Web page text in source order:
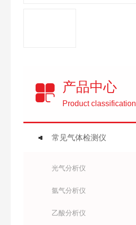
产品中心
Product classification
常见气体检测仪
光气分析仪
氩气分析仪
乙酸分析仪